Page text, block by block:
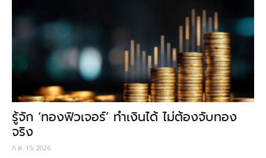
รู้จัก ‘ทองฟิวเจอร์’ ทำเงินได้ ไม่ต้องจับทอง
จริง
ก.ค. 15, 2026